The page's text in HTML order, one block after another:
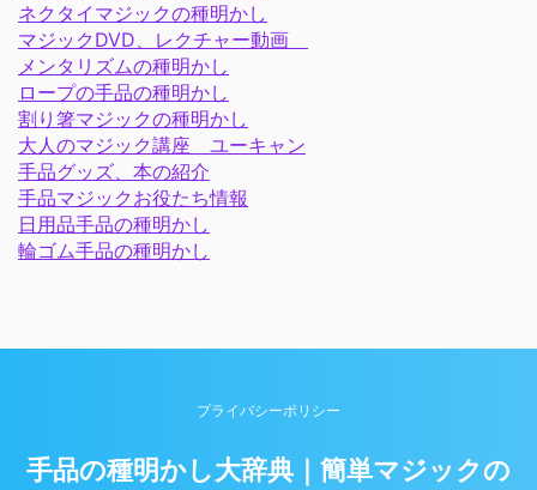
ネクタイマジックの種明かし
マジックDVD、レクチャー動画
メンタリズムの種明かし
ロープの手品の種明かし
割り箸マジックの種明かし
大人のマジック講座 ユーキャン
手品グッズ、本の紹介
手品マジックお役たち情報
日用品手品の種明かし
輪ゴム手品の種明かし
プライバシーポリシー
手品の種明かし大辞典｜簡単マジックの